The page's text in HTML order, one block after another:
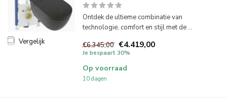
Vergelijk
Ontdek de ultieme combinatie van
technologie, comfort en stijl met de ...
€6.345,00 €4.419,00
Je bespaart 30%
Op voorraad
10 dagen